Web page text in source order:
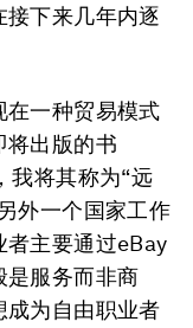
下来几年内逐
在一种贸易模式
将出版的书
我将其称为“远
外一个国家工作
者主要通过eBay
是服务而非商
成为自由职业者